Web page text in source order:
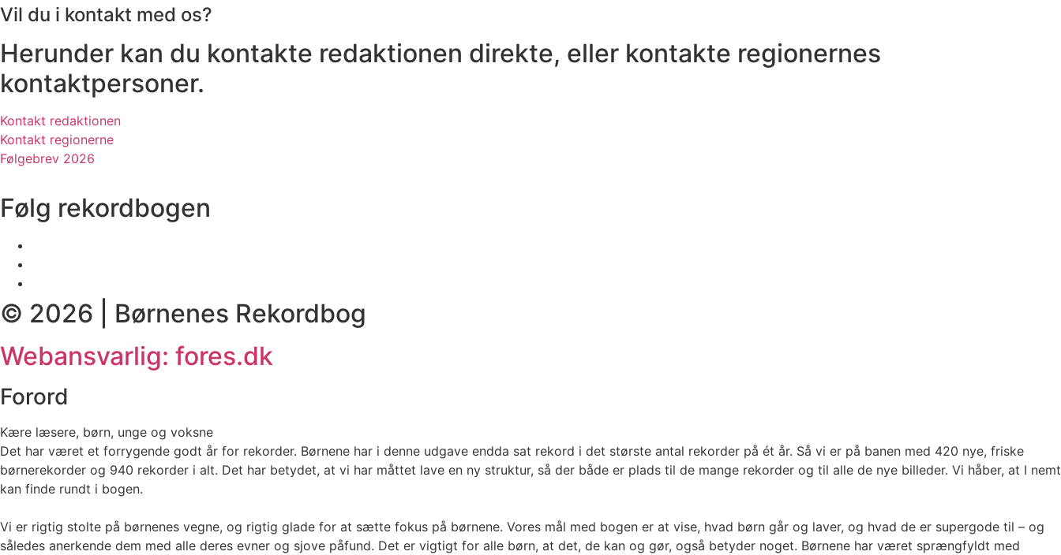
Vil du i kontakt med os?
Herunder kan du kontakte redaktionen direkte, eller kontakte regionernes
kontaktpersoner.
Kontakt redaktionen
Kontakt regionerne
Følgebrev 2026
Følg rekordbogen
© 2026 | Børnenes Rekordbog
Webansvarlig: fores.dk
Forord
Kære læsere, børn, unge og voksne
Det har været et forrygende godt år for rekorder. Børnene har i denne udgave endda sat rekord i det største antal rekorder på ét år. Så vi er på banen med 420 nye, friske
børnerekorder og 940 rekorder i alt. Det har betydet, at vi har måttet lave en ny struktur, så der både er plads til de mange rekorder og til alle de nye billeder. Vi håber, at I nemt
kan finde rundt i bogen.
Vi er rigtig stolte på børnenes vegne, og rigtig glade for at sætte fokus på børnene. Vores mål med bogen er at vise, hvad børn går og laver, og hvad de er supergode til – og
således anerkende dem med alle deres evner og sjove påfund. Det er vigtigt for alle børn, at det, de kan og gør, også betyder noget. Børnene har været sprængfyldt med